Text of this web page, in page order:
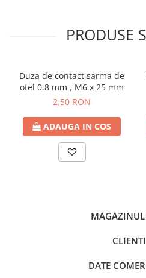
PRODUSE
Duza de contact sarma de
otel 0.8 mm , M6 x 25 mm
2,50 RON
ADAUGA IN COS
CLIENTI
DATE